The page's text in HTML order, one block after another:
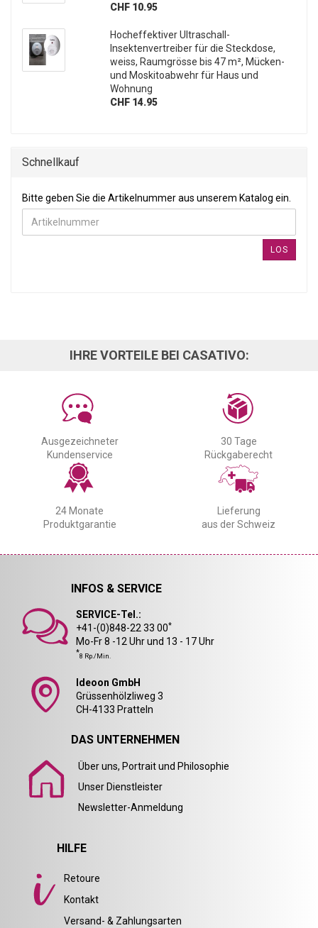
CHF 10.95
Hocheffektiver Ultraschall-
Insektenvertreiber für die Steckdose,
weiss, Raumgrösse bis 47 m², Mücken-
und Moskitoabwehr für Haus und
Wohnung
CHF 14.95
Schnellkauf
BITTE GEBEN SIE DIE ARTIKELNUMMER AUS UNSEREM
Bitte geben Sie die Artikelnummer aus unserem Katalog ein.
LOS
IHRE VORTEILE BEI CASATIVO:
Ausgezeichneter
Kundenservice
30 Tage
Rückgaberecht
24 Monate
Produktgarantie
Lieferung
aus der Schweiz
INFOS & SERVICE
SERVICE-Tel.:
+41-(0)848-22 33 00*
Mo-Fr 8 -12 Uhr und 13 - 17 Uhr
*8 Rp./Min.
Ideoon GmbH
Grüssenhölzliweg 3
CH-4133 Pratteln
DAS UNTERNEHMEN
Über uns, Portrait und Philosophie
Unser Dienstleister
Newsletter-Anmeldung
HILFE
Retoure
Kontakt
Versand- & Zahlungsarten